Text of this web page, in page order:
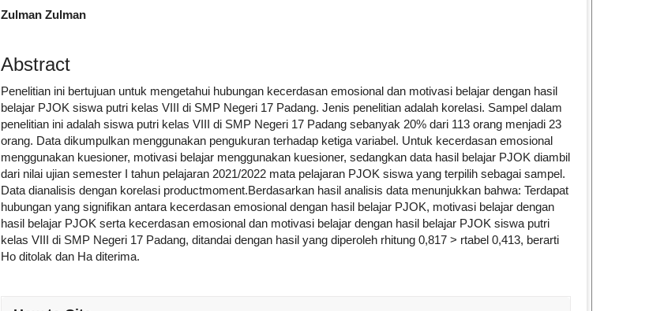
Zulman Zulman
Abstract
Penelitian ini bertujuan untuk mengetahui hubungan kecerdasan emosional dan motivasi belajar dengan hasil
belajar PJOK siswa putri kelas VIII di SMP Negeri 17 Padang. Jenis penelitian adalah korelasi. Sampel dalam
penelitian ini adalah siswa putri kelas VIII di SMP Negeri 17 Padang sebanyak 20% dari 113 orang menjadi 23
orang. Data dikumpulkan menggunakan pengukuran terhadap ketiga variabel. Untuk kecerdasan emosional
menggunakan kuesioner, motivasi belajar menggunakan kuesioner, sedangkan data hasil belajar PJOK diambil
dari nilai ujian semester I tahun pelajaran 2021/2022 mata pelajaran PJOK siswa yang terpilih sebagai sampel.
Data dianalisis dengan korelasi productmoment.Berdasarkan hasil analisis data menunjukkan bahwa: Terdapat
hubungan yang signifikan antara kecerdasan emosional dengan hasil belajar PJOK, motivasi belajar dengan
hasil belajar PJOK serta kecerdasan emosional dan motivasi belajar dengan hasil belajar PJOK siswa putri
kelas VIII di SMP Negeri 17 Padang, ditandai dengan hasil yang diperoleh rhitung 0,817 > rtabel 0,413, berarti
Ho ditolak dan Ha diterima.
##plugins.themes.academic_pro.article.details##